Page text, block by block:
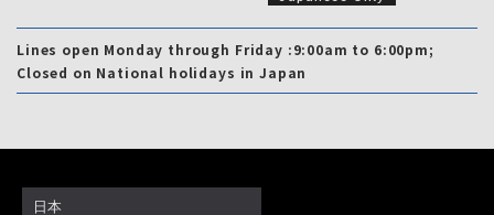
Lines open Monday through Friday :9:00am to 6:00pm;
Closed on National holidays in Japan
日本